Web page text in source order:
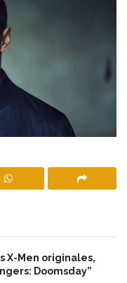
X-Men originales,
Doomsday”